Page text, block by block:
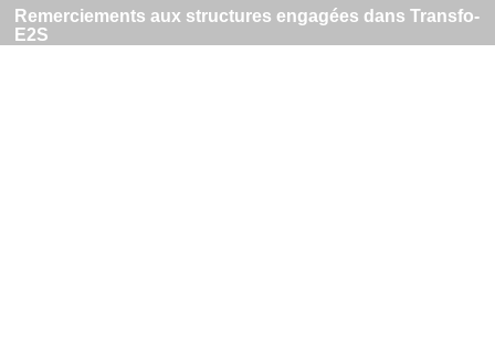
Remerciements aux structures engagées dans Transfo-
E2S